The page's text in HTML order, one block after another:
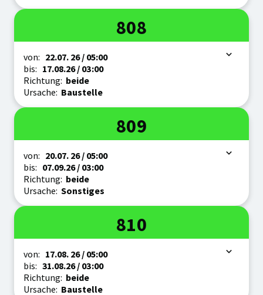
Linie
808
Zeitraum
von: 22.07. 26/ 05:00
bis: 17.08.26/ 03:00
Richtung: beide
Ursache: Baustelle
Linie
809
Zeitraum
von: 20.07. 26/ 05:00
bis: 07.09.26/ 03:00
Richtung: beide
Ursache: Sonstiges
Linie
810
Zeitraum
von: 17.08. 26/ 05:00
bis: 31.08.26/ 03:00
Richtung: beide
Ursache: Baustelle